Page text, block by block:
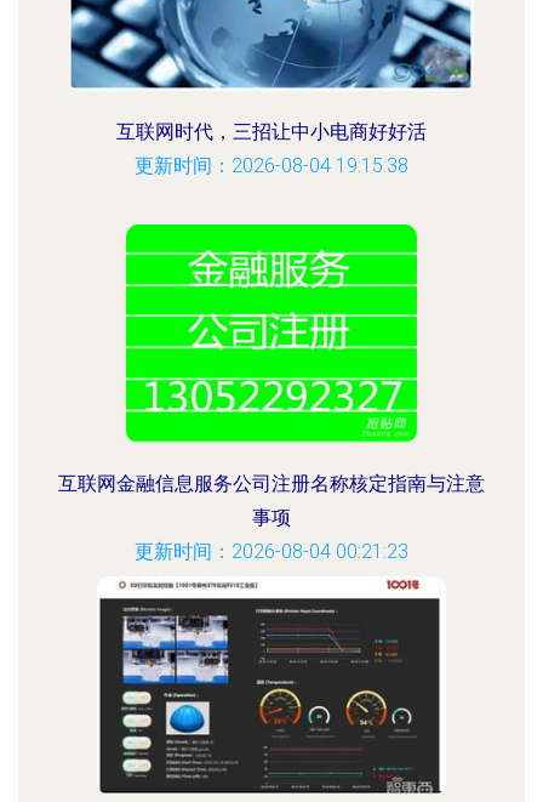
互联网时代，三招让中小电商好好活
更新时间：2026-08-04 19:15:38
互联网金融信息服务公司注册名称核定指南与注意
事项
更新时间：2026-08-04 00:21:23